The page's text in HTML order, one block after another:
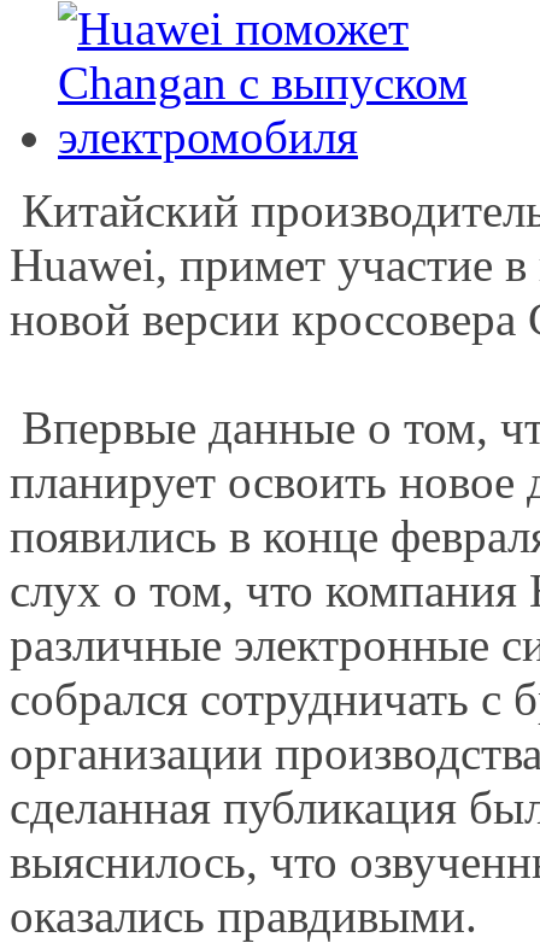
Китайский
Huawei, примет участие
новой версии кроссовера
Впервые данные о том,
планирует освоить новое
появились в конце
слух о том, что компания
различные электронные
собрался сотрудничать с
организации
сделанная публикация
выяснилось, что
оказались правдивыми.